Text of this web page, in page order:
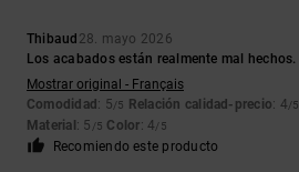
Thibaud 28. mayo 2026
Los acabados están realmente mal hechos.
Mostrar original - Français
Comodidad : 5/5 Relación calidad-precio: 4/5
Material : 5 /5 Color: 4/5
Recomiendo este producto